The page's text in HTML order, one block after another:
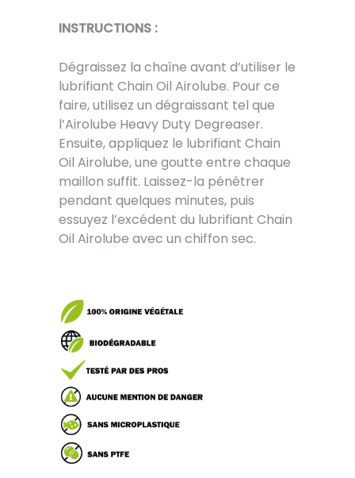
INSTRUCTIONS :
Dégraissez la chaîne avant d’utiliser le
lubrifiant Chain Oil Airolube. Pour ce
faire, utilisez un dégraissant tel que
l’Airolube Heavy Duty Degreaser.
Ensuite, appliquez le lubrifiant Chain
Oil Airolube, une goutte entre chaque
maillon suffit. Laissez-la pénétrer
pendant quelques minutes, puis
essuyez l’excédent du lubrifiant Chain
Oil Airolube avec un chiffon sec.